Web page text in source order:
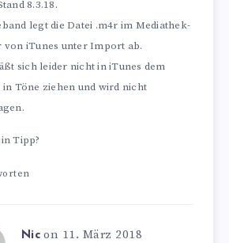
8.3.18.
legt die Datei .m4r im Mediathek-
von iTunes unter Import ab.
sich leider nicht in iTunes dem
in Töne ziehen und wird nicht
Tipp?
Nic on 11. März 2018